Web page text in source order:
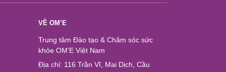
VỀ OM’E
Trung tâm Đào tạo & Chăm sóc sức
khỏe OM’E Việt Nam
Địa chỉ: 116 Trần Vĩ, Mai Dịch, Cầu